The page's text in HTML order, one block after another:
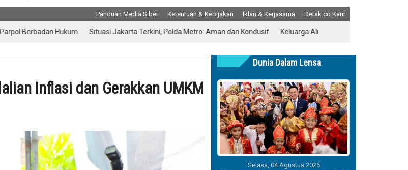
Panduan Media Siber Ketentuan & Kebijakan Iklan & Kerjasama Detak.co Karir
Hukum Situasi Jakarta Terkini, Polda Metro: Aman dan Kondusif Keluarga Almarhum Yurizal Akhirnya Buka Suara
Inflasi dan Gerakkan UMKM
Dunia Dalam Lensa
Selasa, 04 Agustus 2026